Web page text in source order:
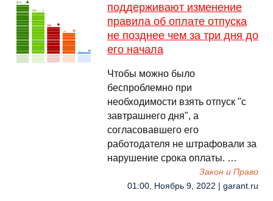
поддерживают изменение
правила об оплате отпуска
не позднее чем за три дня до
его начала
Чтобы можно было
беспроблемно при
необходимости взять отпуск "с
завтрашнего дня", а
согласовавшего его
работодателя не штрафовали за
нарушение срока оплаты. …
Закон и Право
01:00, Ноябрь 9, 2022 | garant.ru